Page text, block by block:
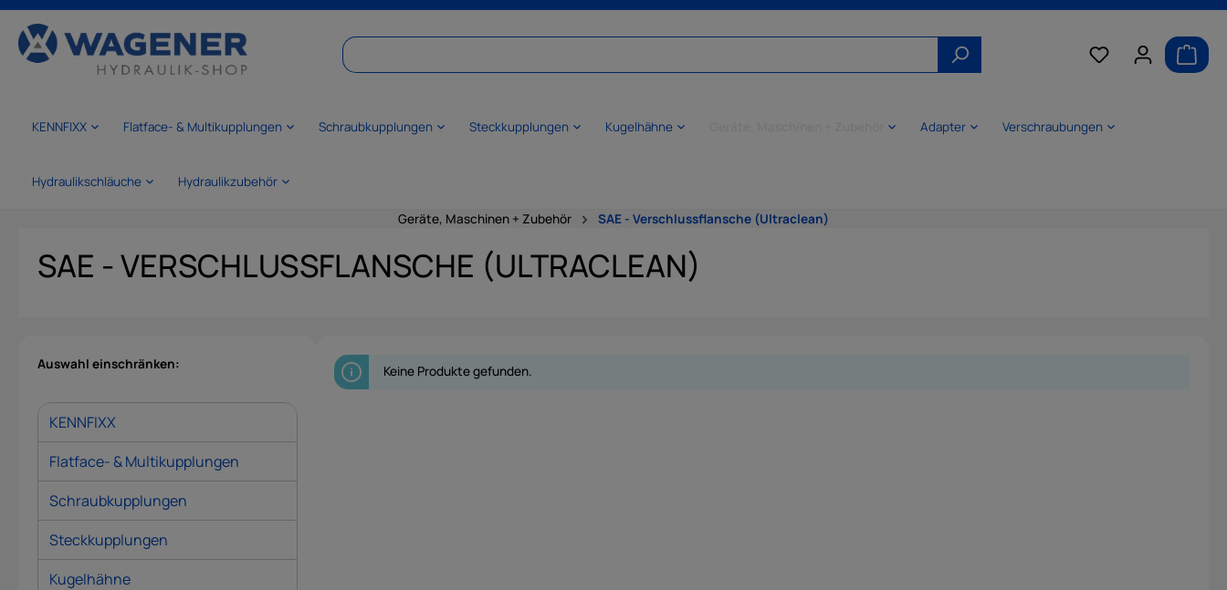
KENNFIXX Flatface- & Multikupplungen Schraubkupplungen Steckkupplungen Kugelhähne Adapter Verschraubungen
Hydraulikschläuche Hydraulikzubehör
Geräte, Maschinen + Zubehör SAE - Verschlussflansche (Ultraclean)
SAE - VERSCHLUSSFLANSCHE (ULTRACLEAN)
Auswahl einschränken:
KENNFIXX
Flatface- & Multikupplungen
Schraubkupplungen
Steckkupplungen
Kugelhähne
Keine Produkte gefunden.